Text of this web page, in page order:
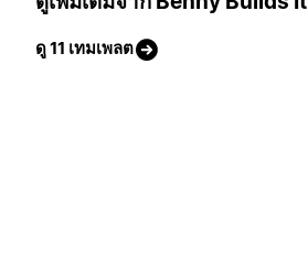
ดู 11 เทมเพลต